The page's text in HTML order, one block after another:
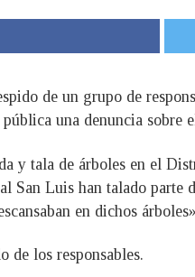
de un grupo de
una denuncia sobre
y tala de árboles en el
San Luis han talado parte
en dichos
de los responsables.